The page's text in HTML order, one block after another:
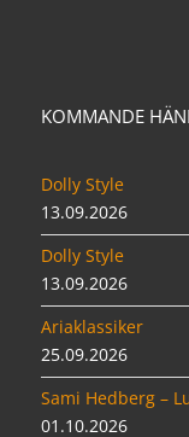
KOMMANDE
Dolly Style
13.09.2026
Dolly Style
13.09.2026
Ariaklassiker
25.09.2026
Sami Hedberg –
01.10.2026